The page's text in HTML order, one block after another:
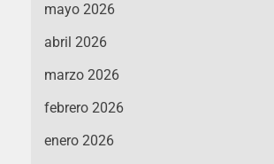
mayo 2026
abril 2026
marzo 2026
febrero 2026
enero 2026